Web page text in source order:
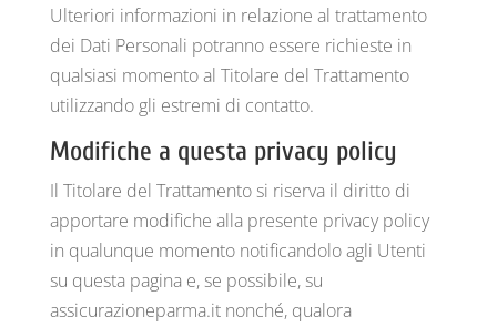
Ulteriori informazioni in relazione al trattamento
dei Dati Personali potranno essere richieste in
qualsiasi momento al Titolare del Trattamento
utilizzando gli estremi di contatto.
Modifiche a questa privacy policy
Il Titolare del Trattamento si riserva il diritto di
apportare modifiche alla presente privacy policy
in qualunque momento notificandolo agli Utenti
su questa pagina e, se possibile, su
assicurazioneparma.it nonché, qualora